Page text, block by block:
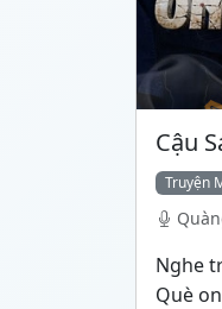
Cậu
Truyện
Nghe
Què